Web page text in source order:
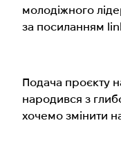
молодіжного
за посиланням
Подача проєкту
народився з
хочемо змінити